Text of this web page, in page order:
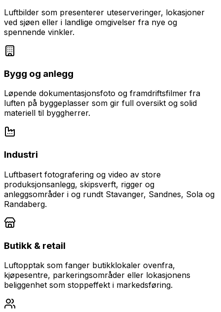
Luftbilder som presenterer uteserveringer, lokasjoner
ved sjøen eller i landlige omgivelser fra nye og
spennende vinkler.
Bygg og anlegg
Løpende dokumentasjonsfoto og framdriftsfilmer fra
luften på byggeplasser som gir full oversikt og solid
materiell til byggherrer.
Industri
Luftbasert fotografering og video av store
produksjonsanlegg, skipsverft, rigger og
anleggsområder i og rundt Stavanger, Sandnes, Sola og
Randaberg.
Butikk & retail
Luftopptak som fanger butikklokaler ovenfra,
kjøpesentre, parkeringsområder eller lokasjonens
beliggenhet som stoppeffekt i markedsføring.